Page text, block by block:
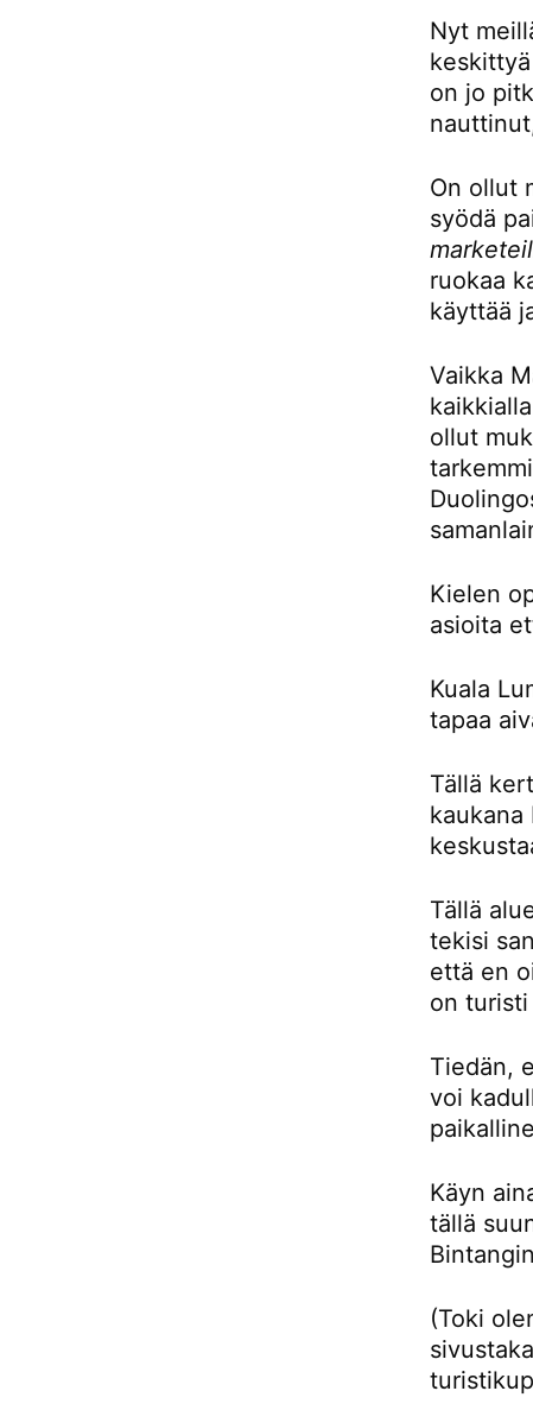
Nyt
on jo
On ollut
syödä
ruokaa
käyttää
Vaikka
ollut
Kielen
asioita
Kuala
tapaa
Tällä
Tällä
tekisi
että en
on
Tiedän,
voi
Käyn
tällä
(Toki